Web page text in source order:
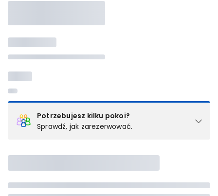
Potrzebujesz kilku pokoi?
Sprawdź, jak zarezerwować.
pokoju (lub apartamencie, willi itd.). Wybierz jedną z ofert z listy
i zarezerwuj ją. Zrób oddzielne rezerwacje dla każdego
kolejnego pokoju lubskontaktuj się z nami,by złożyć